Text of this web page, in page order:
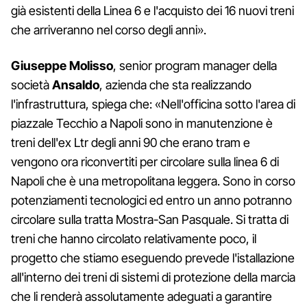
già esistenti della Linea 6 e l'acquisto dei 16 nuovi treni
che arriveranno nel corso degli anni».
Giuseppe Molisso, senior program manager della
societàAnsaldo, azienda che sta realizzando
l'infrastruttura, spiega che: «Nell'officina sotto l'area di
piazzale Tecchio a Napoli sono in manutenzione è
treni dell'ex Ltr degli anni 90 che erano tram e
vengono ora riconvertiti per circolare sulla linea 6 di
Napoli che è una metropolitana leggera. Sono in corso
potenziamenti tecnologici ed entro un anno potranno
circolare sulla tratta Mostra-San Pasquale. Si tratta di
treni che hanno circolato relativamente poco, il
progetto che stiamo eseguendo prevede l'istallazione
all'interno dei treni di sistemi di protezione della marcia
che li renderà assolutamente adeguati a garantire